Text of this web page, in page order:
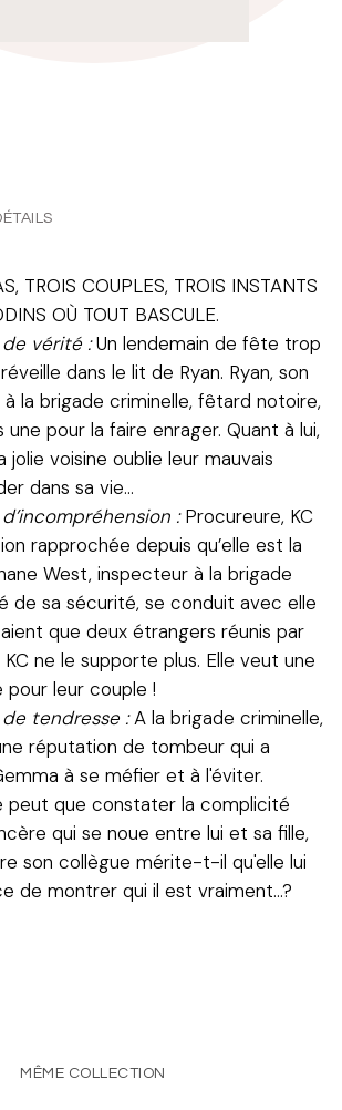
TROIS COUPLES, TROIS INSTANTS
OÙ TOUT BASCULE.
vérité :Un lendemain de fête trop
dans le lit de Ryan. Ryan, son
la brigade criminelle, fêtard notoire,
une pour la faire enrager. Quant à lui,
jolie voisine oublie leur mauvais
dans sa vie…
:Procureure, KC
rapprochée depuis qu’elle est la
West, inspecteur à la brigade
de sa sécurité, se conduit avec elle
que deux étrangers réunis par
ne le supporte plus. Elle veut une
leur couple !
tendresse :A la brigade criminelle,
réputation de tombeur qui a
à se méfier et à l'éviter.
peut que constater la complicité
qui se noue entre lui et sa fille,
son collègue mérite-t-il qu'elle lui
de montrer qui il est vraiment…?
MÊME COLLECTION